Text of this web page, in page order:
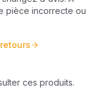
pièce incorrecte ou
ces produits.